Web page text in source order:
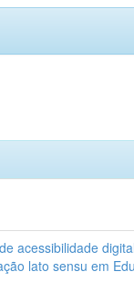
acessibilidade
lato sensu em